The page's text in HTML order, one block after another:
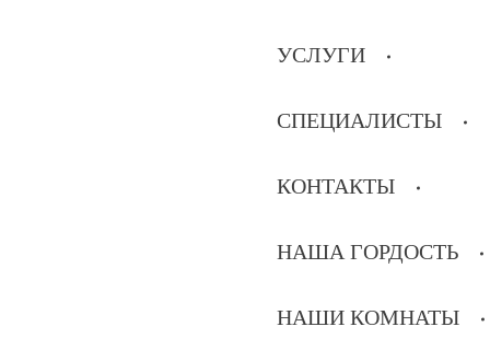
УСЛУГИ
СПЕЦИАЛИСТЫ
КОНТАКТЫ
НАША ГОРДОСТЬ
НАШИ КОМНАТЫ